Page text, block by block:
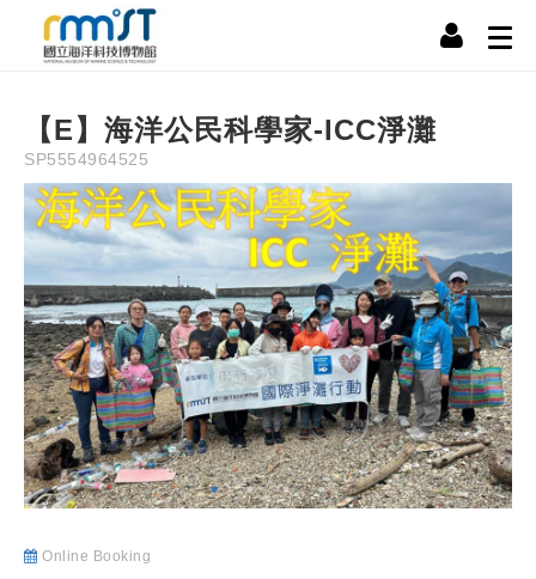
NT$0
Description Information Precaution
【E】海洋公民科學家-ICC淨灘
SP5554964525
Online Booking